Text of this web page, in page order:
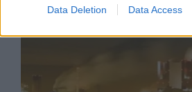
Data Deletion Data Access